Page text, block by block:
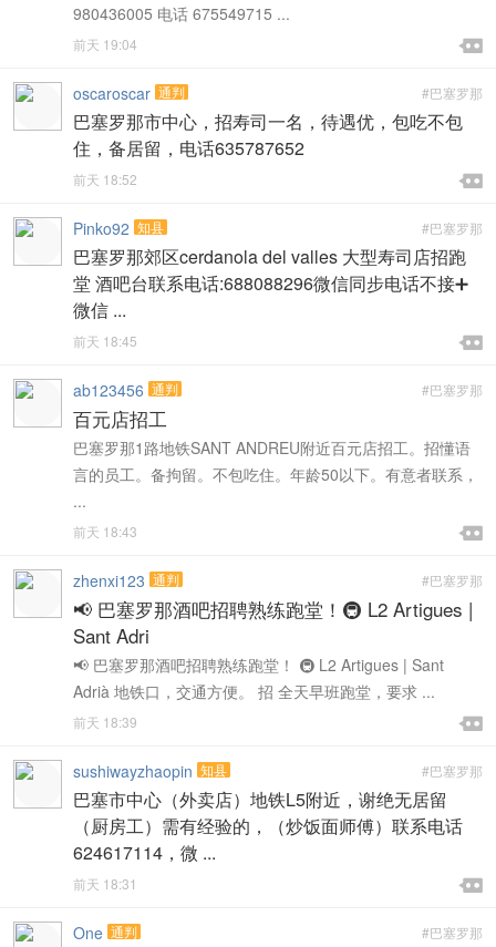
980436005 电话 675549715 ...

前天 19:04 
#巴塞罗那
oscaroscar 通判
巴塞罗那市中心，招寿司一名，待遇优，包吃不包
住，备居留，电话635787652

前天 18:52 
#巴塞罗那
Pinko92 知县
巴塞罗那郊区cerdanola del valles 大型寿司店招跑
堂 酒吧台联系电话:688088296微信同步电话不接➕
微信 ...

前天 18:45 
#巴塞罗那
ab123456 通判
百元店招工
巴塞罗那1路地铁SANT ANDREU附近百元店招工。招懂语
言的员工。备拘留。不包吃住。年龄50以下。有意者联系，
...

前天 18:43 
#巴塞罗那
zhenxi123 通判
📢 巴塞罗那酒吧招聘熟练跑堂！🚇 L2 Artigues |
Sant Adri
📢 巴塞罗那酒吧招聘熟练跑堂！ 🚇 L2 Artigues | Sant
Adrià 地铁口，交通方便。 招 全天早班跑堂，要求 ...

前天 18:39 
#巴塞罗那
sushiwayzhaopin 知县
巴塞市中心（外卖店）地铁L5附近，谢绝无居留
（厨房工）需有经验的，（炒饭面师傅）联系电话
624617114，微 ...

前天 18:31 
#巴塞罗那
One 通判